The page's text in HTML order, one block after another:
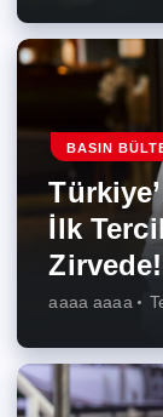
BASIN
İlk
Zirvede!
aaaa aaaa